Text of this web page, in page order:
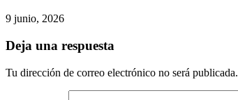
9 junio, 2026
Deja una respuesta
Tu dirección de correo electrónico no será publicada.